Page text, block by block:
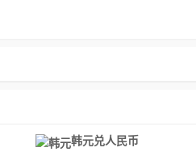
韩元兑人民币